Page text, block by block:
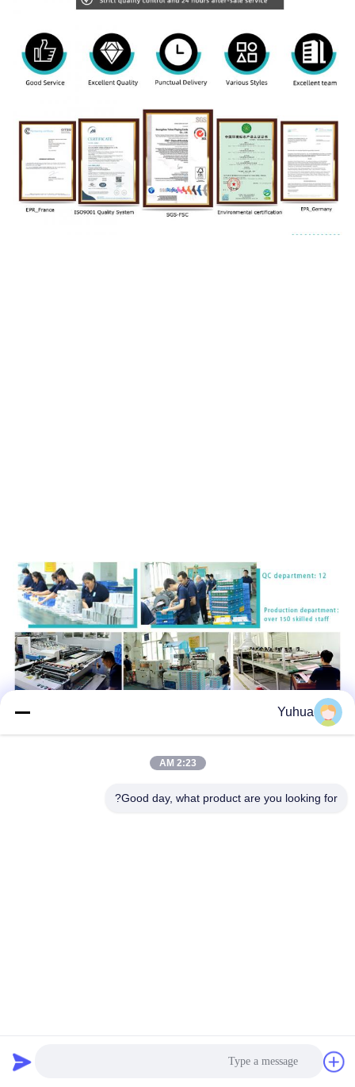
Yuhua
2:23 AM
Good day, what product are you looking for?